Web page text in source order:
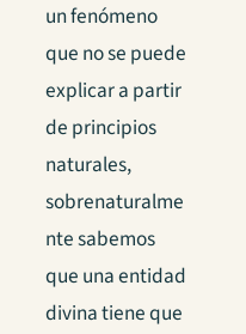
un fenómeno
que no se puede
explicar a partir
de principios
naturales,
sobrenaturalme
nte sabemos
que una entidad
divina tiene que